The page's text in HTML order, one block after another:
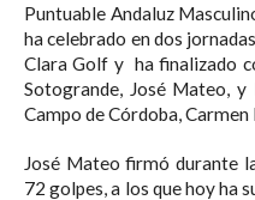
Puntuable Andaluz
ha celebrado en dos
Clara Golf y ha finalizado
Sotogrande, José Mateo,
Campo de Córdoba, Carmen
José Mateo firmó durante
72 golpes, a los que hoy ha